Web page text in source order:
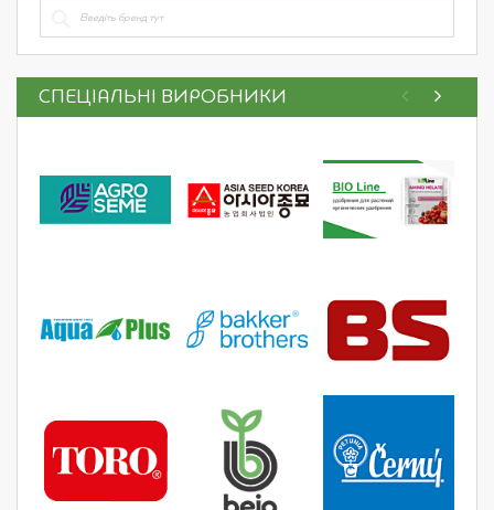
СПЕЦІАЛЬНІ ВИРОБНИКИ